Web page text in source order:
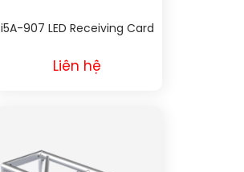
i5A-907 LED Receiving Card
Liên hệ